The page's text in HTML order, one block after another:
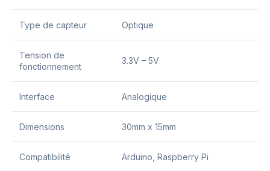
Type de capteur Optique
Tension de
fonctionnement
3.3V – 5V
Interface Analogique
Dimensions 30mm x 15mm
Compatibilité Arduino, Raspberry Pi